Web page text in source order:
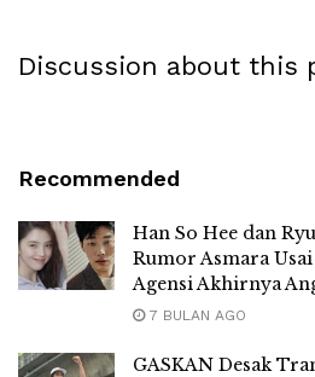
Discussion about this
Recommended
Han So Hee dan
Rumor Asmara
Agensi Akhirnya
7 BULAN AGO
GASKAN Desak